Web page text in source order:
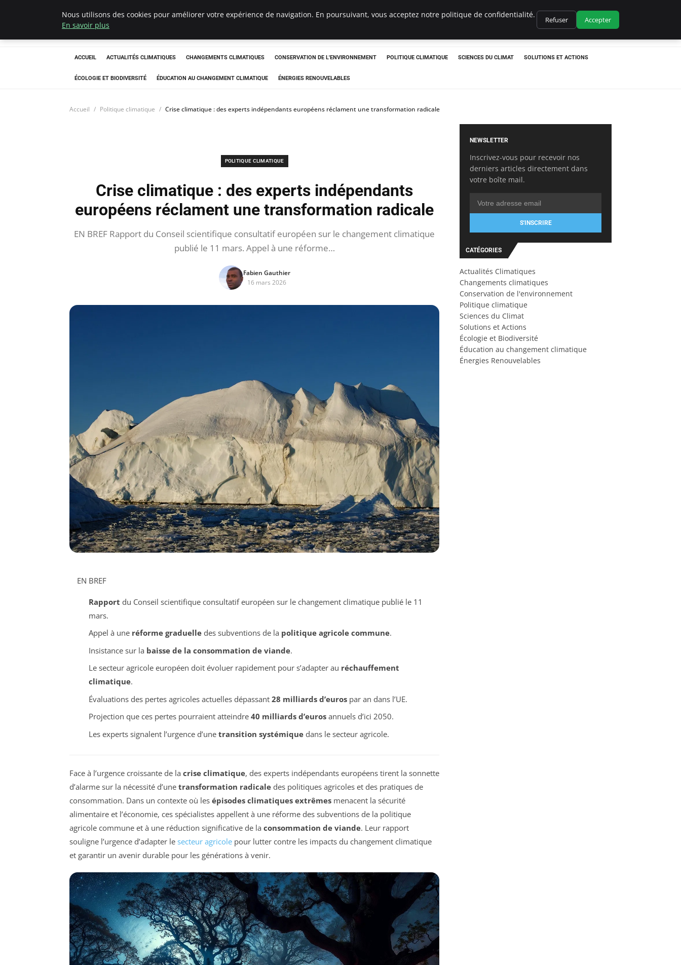
Climatedebtagents
ACCUEIL ACTUALITÉS CLIMATIQUES CHANGEMENTS CLIMATIQUES CONSERVATION DE L'ENVIRONNEMENT POLITIQUE CLIMATIQUE SCIENCES DU CLIMAT SOLUTIONS ET ACTIONS
ÉCOLOGIE ET BIODIVERSITÉ ÉDUCATION AU CHANGEMENT CLIMATIQUE ÉNERGIES RENOUVELABLES
Accueil Politique climatique Crise climatique : des experts indépendants européens réclament une transformation radicale
POLITIQUE CLIMATIQUE
Crise climatique : des experts indépendants
européens réclament une transformation radicale
EN BREF Rapport du Conseil scientifique consultatif européen sur le changement climatique
publié le 11 mars. Appel à une réforme…
Fabien Gauthier
16 mars 2026
EN BREF
Rapport du Conseil scientifique consultatif européen sur le changement climatique publié le 11
mars.
Appel à une réforme graduelledes subventions de la politique agricole commune.
Insistance sur la baisse de la consommation de viande.
Le secteur agricole européen doit évoluer rapidement pour s’adapter au réchauffement
climatique.
Évaluations des pertes agricoles actuelles dépassant 28 milliards d’eurospar an dans l’UE.
Projection que ces pertes pourraient atteindre 40 milliards d’eurosannuels d’ici 2050.
Les experts signalent l’urgence d’une transition systémiquedans le secteur agricole.
Face à l’urgence croissante de la crise climatique, des experts indépendants européens tirent la sonnette
d’alarme sur la nécessité d’une transformation radicale des politiques agricoles et des pratiques de
consommation. Dans un contexte où les épisodes climatiques extrêmes menacent la sécurité
alimentaire et l’économie, ces spécialistes appellent à une réforme des subventions de la politique
agricole commune et à une réduction significative de la consommation de viande. Leur rapport
souligne l’urgence d’adapter le secteur agricole pour lutter contre les impacts du changement climatique
et garantir un avenir durable pour les générations à venir.
NEWSLETTER
Inscrivez-vous pour recevoir nos
derniers articles directement dans
votre boîte mail.
S'INSCRIRE
CATÉGORIES
Actualités Climatiques
Changements climatiques
Conservation de l'environnement
Politique climatique
Sciences du Climat
Solutions et Actions
Écologie et Biodiversité
Éducation au changement climatique
Énergies Renouvelables
Nous utilisons des cookies pour améliorer votre expérience de navigation. En poursuivant, vous acceptez notre politique de confidentialité.
En savoir plus
Refuser Accepter